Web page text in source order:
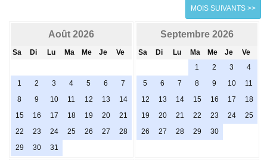
MOIS SUIVANTS >>
Août 2026
Sa Di Lu Ma Me Je Ve
1 2 3 4 5 6
7
8
9 10 11 12 13
14
15
16 17 18 19 20
21
22
23 24 25 26 27
28
29
30 31
Septembre 2026
Sa Di Lu Ma Me Je
Ve
1
2 3
4
5
6 7 8 9 10
11
12
13 14 15 16 17
18
19
20 21 22 23 24
25
26
27 28 29 30